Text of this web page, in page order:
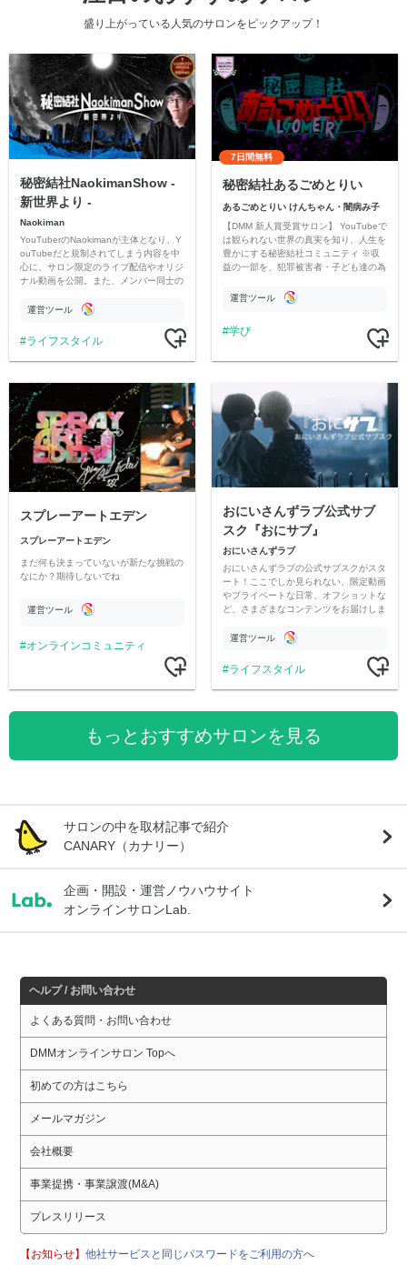
盛り上がっている人気のサロンをピックアップ！
秘密結社NaokimanShow -
新世界より -
Naokiman
YouTuberのNaokimanが主体となり、Y
ouTubeだと規制されてしまう内容を中
心に、サロン限定のライブ配信やオリジ
ナル動画を公開。また、メンバー同士の
ただいています。
運営ツール
ライフスタイル
7日間無料
秘密結社あるごめとりい
あるごめとりい けんちゃん・闇病み子
【DMM 新人賞受賞サロン】 YouTubeで
は観られない世界の真実を知り、人生を
豊かにする秘密結社コミュニティ ※収
益の一部を、犯罪被害者・子ども達の為
す運営ツール
学び
スプレーアートエデン
スプレーアートエデン
まだ何も決まっていないが新たな挑戦の
なにか？期待しないでね
運営ツール
オンラインコミュニティ
おにいさんずラブ公式サブ
スク『おにサブ』
おにいさんずラブ
おにいさんずラブの公式サブスクがスタ
ート！ここでしか見られない、限定動画
やプライベートな日常、オフショットな
ど、さまざまなコンテンツをお届けしま
運営ツール
ライフスタイル
もっとおすすめサロンを見る
サロンの中を取材記事で紹介
CANARY（カナリー）
企画・開設・運営ノウハウサイト
オンラインサロンLab.
ヘルプ / お問い合わせ
よくある質問・お問い合わせ
DMMオンラインサロン Topへ
初めての方はこちら
メールマガジン
会社概要
事業提携・事業譲渡(M&A)
プレスリリース
【お知らせ】他社サービスと同じパスワードをご利用の方へ